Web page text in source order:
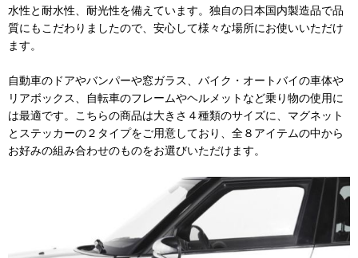
水性と耐水性、耐光性を備えています。独自の日本国内製造品で品
質にもこだわりましたので、安心して様々な場所にお使いいただけ
ます。
自動車のドアやバンパーや窓ガラス、バイク・オートバイの車体や
リアボックス、自転車のフレームやヘルメットなど乗り物の使用に
は最適です。こちらの商品は大きさ４種類のサイズに、マグネット
とステッカーの２タイプをご用意しており、全８アイテムの中から
お好みの組み合わせのものをお選びいただけます。